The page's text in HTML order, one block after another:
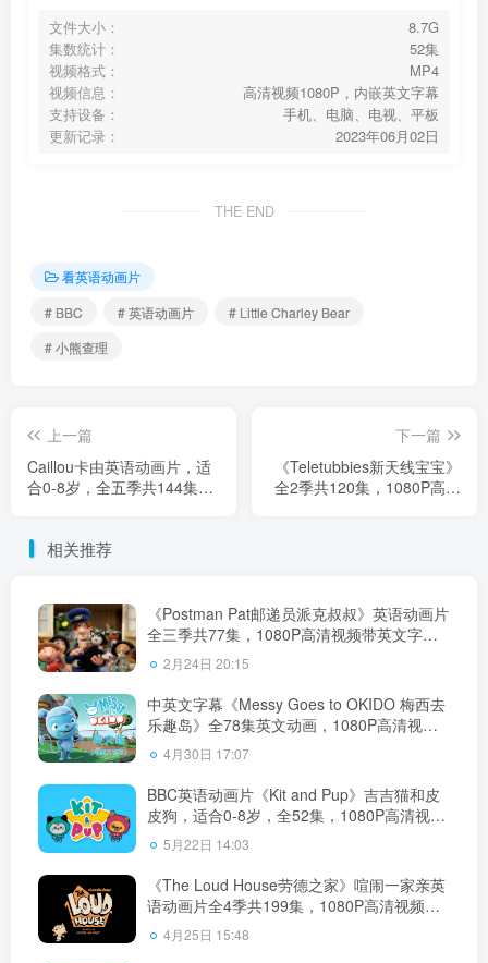
文件大小：
8.7G
集数统计：
52集
视频格式：
MP4
视频信息：
高清视频1080P，内嵌英文字幕
支持设备：
手机、电脑、电视、平板
更新记录：
2023年06月02日
THE END
看英语动画片
# BBC
# 英语动画片
# Little Charley Bear
# 小熊查理
上一篇
Caillou卡由英语动画片，适
合0-8岁，全五季共144集，
下一篇
《Teletubbies新天线宝宝》
全2季共120集，1080P高清
相关推荐
《Postman Pat邮递员派克叔叔》英语动画片
全三季共77集，1080P高清视频带英文字
幕，百度云网盘下载！
2月24日 20:15
中英文字幕《Messy Goes to OKIDO 梅西去
乐趣岛》全78集英文动画，1080P高清视
频，百度云网盘下载！
4月30日 17:07
BBC英语动画片《Kit and Pup》吉吉猫和皮
皮狗，适合0-8岁，全52集，1080P高清视频
带英文字幕，百度云网盘下载
5月22日 14:03
《The Loud House劳德之家》喧闹一家亲英
语动画片全4季共199集，1080P高清视频带
英文字幕，百度云网盘下载！
4月25日 15:48